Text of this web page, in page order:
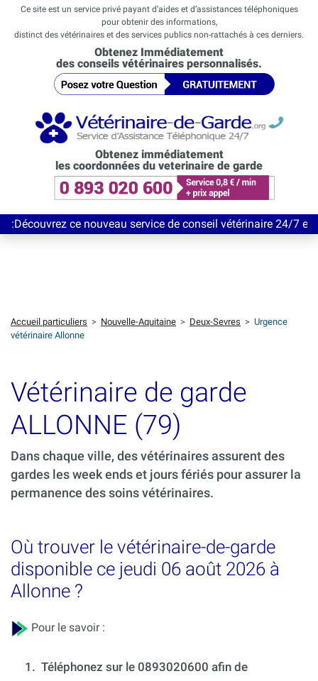
Ce site est un service privé payant d’aides et d’assistances téléphoniques
pour obtenir des informations,
distinct des vétérinaires et des services publics non-rattachés à ces derniers.
Obtenez Immédiatement
des conseils vétérinaires personnalisés.
Obtenez immédiatement
les coordonnées du veterinaire de garde
ce nouveau service de conseil vétérinaire 24/7
Accueil particuliers > Nouvelle-Aquitaine > Deux-Sevres > Urgence
vétérinaire Allonne
Vétérinaire de garde
ALLONNE (79)
Dans chaque ville, des vétérinaires assurent des
gardes les week ends et jours fériés pour assurer la
permanence des soins vétérinaires.
Où trouver le vétérinaire-de-garde
disponible ce jeudi 06 août 2026 à
Allonne ?
Pour le savoir :
1. Téléphonez sur le 0893020600 afin de